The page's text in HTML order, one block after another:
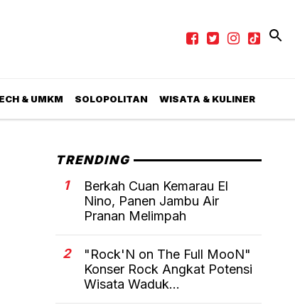
& UMKM SOLOPOLITAN WISATA & KULINER
TRENDING
1
Berkah Cuan Kemarau El
Nino, Panen Jambu Air
Pranan Melimpah
2
"Rock'N on The Full MooN"
Konser Rock Angkat Potensi
Wisata Waduk...